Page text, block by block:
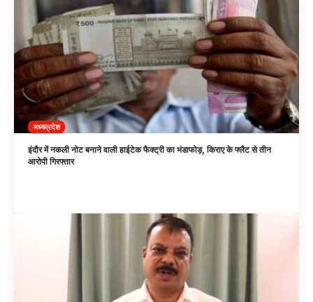
मध्यप्रदेश
इंदौर में नकली नोट बनाने वाली हाईटेक फैक्ट्री का भंडाफोड़, किराए के फ्लैट से तीन
आरोपी गिरफ्तार